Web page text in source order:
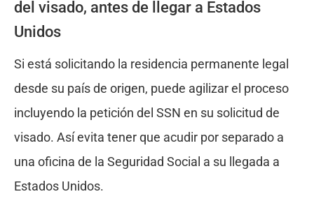
del visado, antes de llegar a Estados
Unidos
Si está solicitando la residencia permanente legal
desde su país de origen, puede agilizar el proceso
incluyendo la petición del SSN en su solicitud de
visado. Así evita tener que acudir por separado a
una oficina de la Seguridad Social a su llegada a
Estados Unidos.